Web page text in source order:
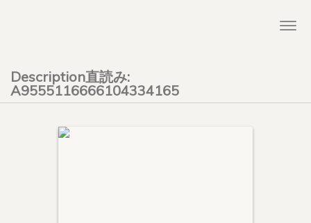
Description直読み:
A9555116666104334165